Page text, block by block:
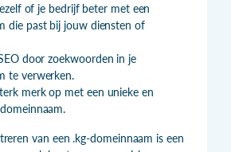
of je bedrijf beter met een
die past bij jouw diensten of
door zoekwoorden in je
te verwerken.
merk op met een unieke en
van een .kg-domeinnaam is een